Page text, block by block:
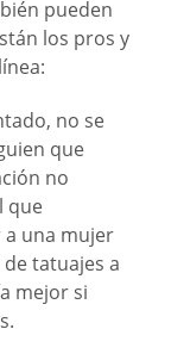
pueden
los pros y
no se
que
no
que
a una mujer
tatuajes a
mejor si